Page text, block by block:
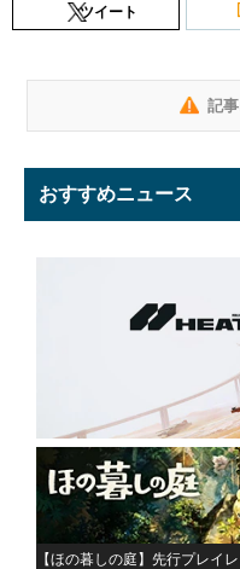
ツイート
記
おすすめニュース
【ほの暮しの庭】先行プレイ